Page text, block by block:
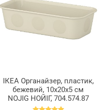
ІКЕА Органайзер, пластик,
бежевий, 10x20x5 см
NOJIG НОЙІГ, 704.574.87